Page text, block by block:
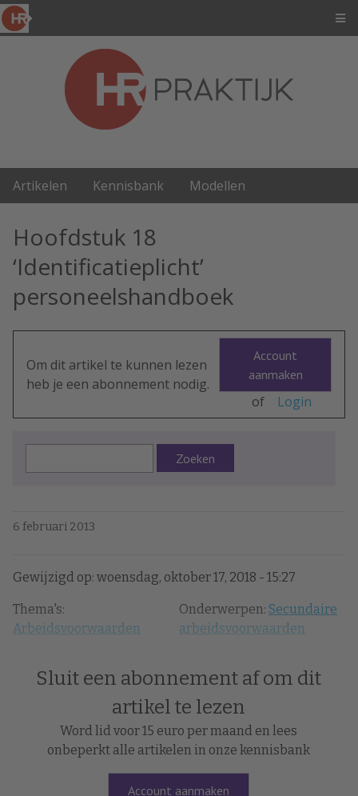
Artikelen Kennisbank Modellen
Hoofdstuk 18
‘Identificatieplicht’
personeelshandboek
Om dit artikel te kunnen lezen
heb je een abonnement nodig.
Account
aanmaken
of Login
Zoeken
6 februari 2013
Gewijzigd op: woensdag, oktober 17, 2018 - 15:27
Thema's:
Arbeidsvoorwaarden
Onderwerpen: Secundaire
arbeidsvoorwaarden
Sluit een abonnement af om dit
artikel te lezen
Word lid voor 15 euro per maand en lees
onbeperkt alle artikelen in onze kennisbank
Account aanmaken